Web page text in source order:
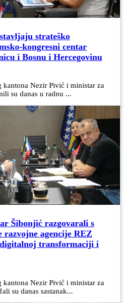
strateško
kongresni centar
i Bosnu i Hercegovinu
Nezir Pivić i ministar za
su danas u radnu ...
Šibonjić razgovarali s
razvojne agencije REZ
transformaciji i
Nezir Pivić i ministar za
su danas sastanak...